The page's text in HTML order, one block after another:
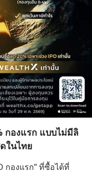
กองแรก แบบไม่มีลิ
ในไทย
กองแรก” ที่ซื้อได้ที่